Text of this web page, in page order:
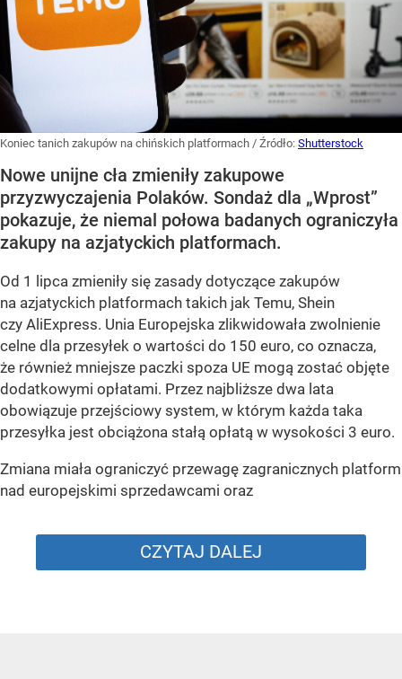
Koniec tanich zakupów na chińskich platformach / Źródło: Shutterstock
Nowe unijne cła zmieniły zakupowe
przyzwyczajenia Polaków. Sondaż dla „Wprost”
pokazuje, że niemal połowa badanych ograniczyła
zakupy na azjatyckich platformach.
Od 1 lipca zmieniły się zasady dotyczące zakupów
na azjatyckich platformach takich jak Temu, Shein
czy AliExpress. Unia Europejska zlikwidowała zwolnienie
celne dla przesyłek o wartości do 150 euro, co oznacza,
że również mniejsze paczki spoza UE mogą zostać objęte
dodatkowymi opłatami. Przez najbliższe dwa lata
obowiązuje przejściowy system, w którym każda taka
przesyłka jest obciążona stałą opłatą w wysokości 3 euro.
Zmiana miała ograniczyć przewagę zagranicznych platform
nad europejskimi sprzedawcami oraz
CZYTAJ DALEJ